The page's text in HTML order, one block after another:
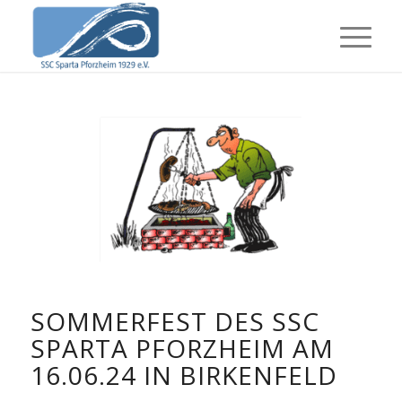
SOMMERFEST DES SSC
SPARTA PFORZHEIM AM
16.06.24 IN BIRKENFELD